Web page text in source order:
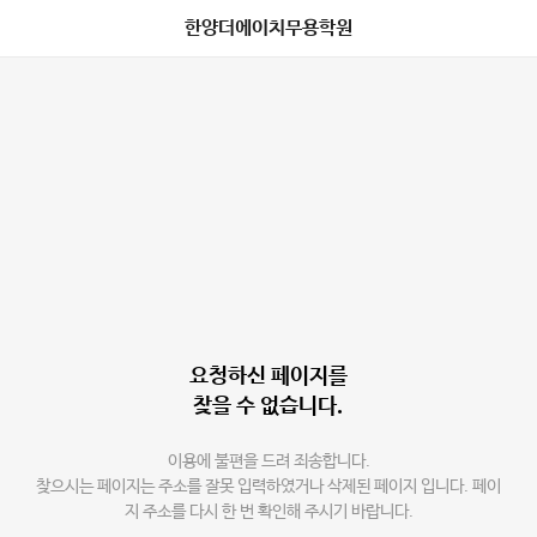
한양더에이치무용학원
요청하신 페이지를
찾을 수 없습니다.
이용에 불편을 드려 죄송합니다.
찾으시는 페이지는 주소를 잘못 입력하였거나 삭제된 페이지 입니다. 페이
지 주소를 다시 한 번 확인해 주시기 바랍니다.